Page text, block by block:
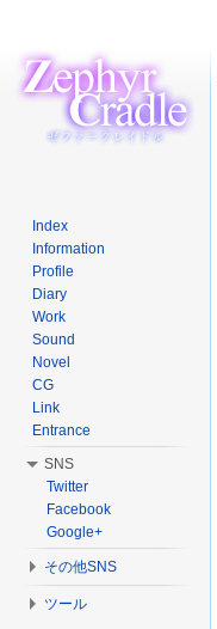
Index
Information
Profile
Diary
Work
Sound
Novel
CG
Link
Entrance
SNS
Twitter
Facebook
Google+
その他SNS
ツール